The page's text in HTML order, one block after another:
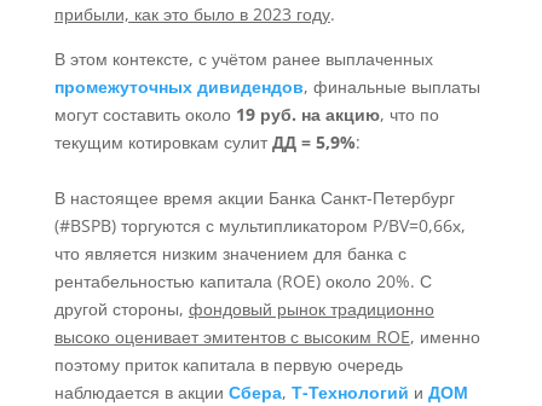
прибыли, как это было в 2023 году.
В этом контексте, с учётом ранее выплаченных
промежуточных дивидендов, финальные выплаты
могут составить около 19 руб. на акцию, что по
текущим котировкам сулитДД = 5,9%:
В настоящее время акции Банка Санкт-Петербург
(#BSPB) торгуются с мультипликатором P/BV=0,66х,
что является низким значением для банка с
рентабельностью капитала (ROE) около 20%. С
другой стороны, фондовый рынок традиционно
высоко оценивает эмитентов с высоким ROE, именно
поэтому приток капитала в первую очередь
наблюдается в акции Сбера, Т-Технологий и ДОМ